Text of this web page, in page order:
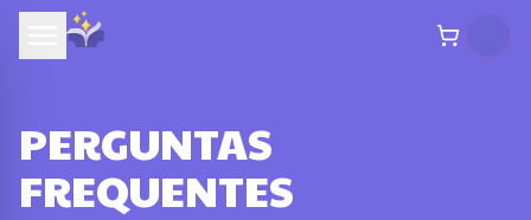
PERGUNTAS
FREQUENTES